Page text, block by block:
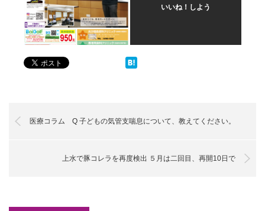
いいね！しよう
医療コラム Q 子どもの気管支喘息について、教えてください。
上水で豚コレラを再度検出 ５月は二回目、再開10日で